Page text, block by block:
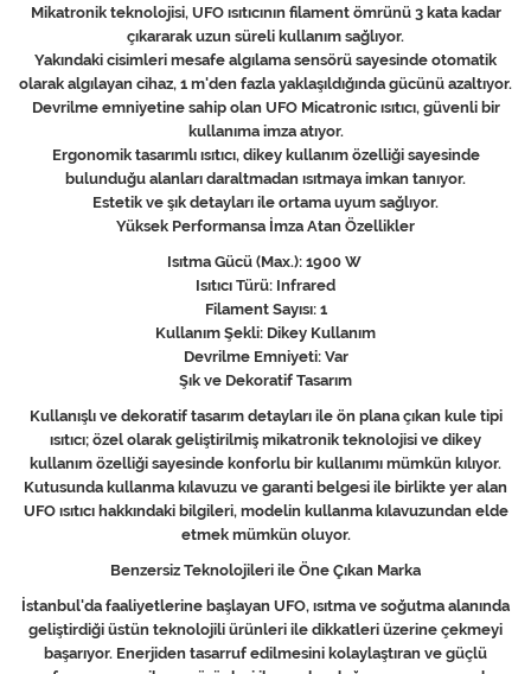
Mikatronik teknolojisi, UFO ısıtıcının filament ömrünü 3 kata kadar
çıkararak uzun süreli kullanım sağlıyor.
Yakındaki cisimleri mesafe algılama sensörü sayesinde otomatik
olarak algılayan cihaz, 1 m'den fazla yaklaşıldığında gücünü azaltıyor.
Devrilme emniyetine sahip olan UFO Micatronic ısıtıcı, güvenli bir
kullanıma imza atıyor.
Ergonomik tasarımlı ısıtıcı, dikey kullanım özelliği sayesinde
bulunduğu alanları daraltmadan ısıtmaya imkan tanıyor.
Estetik ve şık detayları ile ortama uyum sağlıyor.
Yüksek Performansa İmza Atan Özellikler
Isıtma Gücü (Max.): 1900 W
Isıtıcı Türü: Infrared
Filament Sayısı: 1
Kullanım Şekli: Dikey Kullanım
Devrilme Emniyeti: Var
Şık ve Dekoratif Tasarım
Kullanışlı ve dekoratif tasarım detayları ile ön plana çıkan kule tipi
ısıtıcı; özel olarak geliştirilmiş mikatronik teknolojisi ve dikey
kullanım özelliği sayesinde konforlu bir kullanımı mümkün kılıyor.
Kutusunda kullanma kılavuzu ve garanti belgesi ile birlikte yer alan
UFO ısıtıcı hakkındaki bilgileri, modelin kullanma kılavuzundan elde
etmek mümkün oluyor.
Benzersiz Teknolojileri ile Öne Çıkan Marka
İstanbul'da faaliyetlerine başlayan UFO, ısıtma ve soğutma alanında
geliştirdiği üstün teknolojili ürünleri ile dikkatleri üzerine çekmeyi
başarıyor. Enerjiden tasarruf edilmesini kolaylaştıran ve güçlü